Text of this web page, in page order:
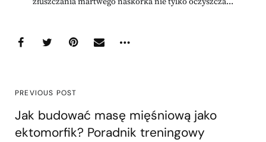
PREVIOUS POST
Jak budować masę mięśniową jako
ektomorfik? Poradnik treningowy